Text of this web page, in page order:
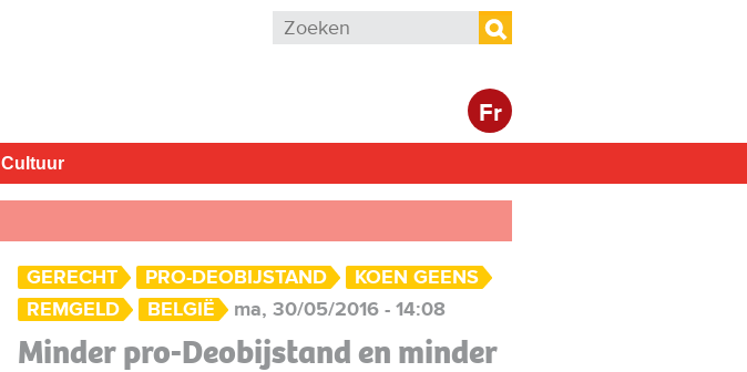
Zoekveld
Zoeken
Fr
Cultuur
GERECHT PRO-DEOBIJSTAND
KOEN GEENS
REMGELD
BELGIË ma, 30/05/2016 - 14:08
Minder pro-Deobijstand en minder